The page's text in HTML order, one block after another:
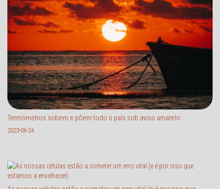
Termómetros sobem e põem todo o país sob aviso amarelo
2023-06-24